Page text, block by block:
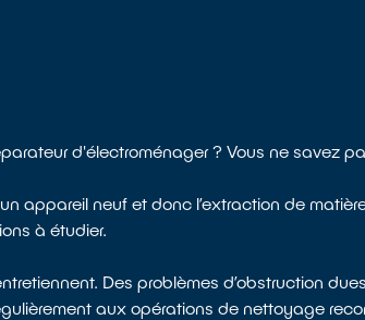
d'électroménager ? Vous ne savez
appareil neuf et donc l’extraction de
à étudier.
Des problèmes d’obstruction
aux opérations de nettoyage